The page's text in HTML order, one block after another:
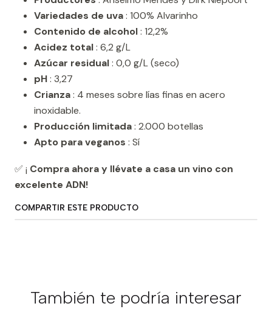
Variedades de uva: 100% Alvarinho
Contenido de alcohol: 12,2%
Acidez total: 6,2 g/L
Azúcar residual: 0,0 g/L (seco)
pH: 3,27
Crianza: 4 meses sobre lías finas en acero
inoxidable.
Producción limitada: 2.000 botellas
Apto para veganos : Sí
✅ ¡ Compra ahora y llévate a casa un vino con
excelente ADN!
COMPARTIR ESTE PRODUCTO
También te podría interesar